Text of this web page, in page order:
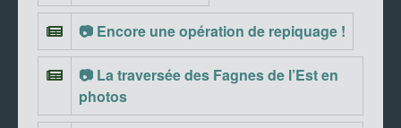
📷 Encore une opération de repiquage !
📷 La traversée des Fagnes de l’Est en
photos